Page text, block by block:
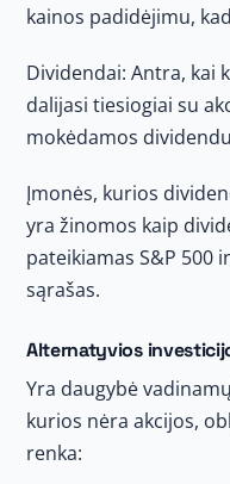
kainos padidėjimu,
Dividendai: Antra, kai
dalijasi tiesiogiai su
mokėdamos
Įmonės, kurios
yra žinomos kaip
pateikiamas S&P 500
sąrašas.
Alternatyvios
Yra daugybė
kurios nėra akcijos,
renka: